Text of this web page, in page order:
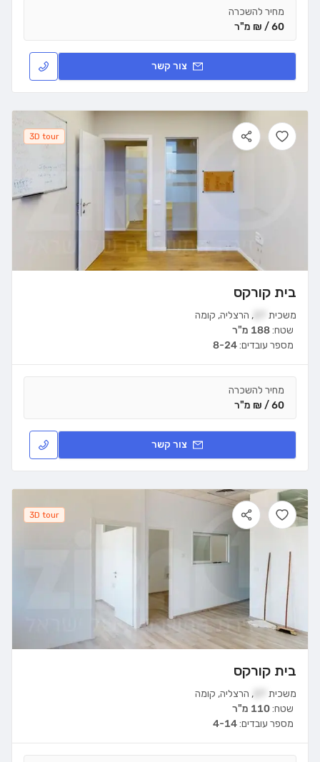
מחיר להשכרה
60 / ₪ מ"ר
צור קשר
3D tour
בית קורקס
משכית , הרצליה, קומה
שטח:188 מ"ר
מספר עובדים:8-24
מחיר להשכרה
60 / ₪ מ"ר
צור קשר
3D tour
בית קורקס
משכית , הרצליה, קומה
שטח:110 מ"ר
מספר עובדים:4-14